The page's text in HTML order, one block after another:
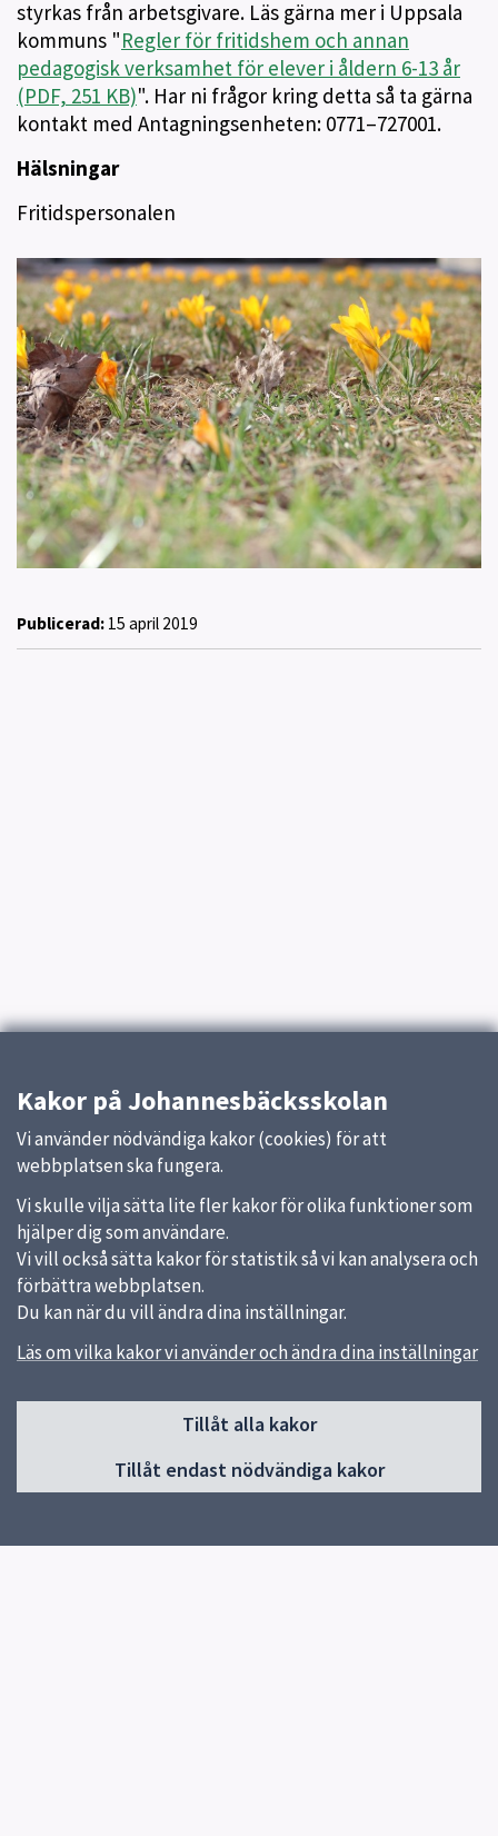
styrkas från arbetsgivare. Läs gärna mer i Uppsala
kommuns "Regler för fritidshem och annan
pedagogisk verksamhet för elever i åldern 6-13 år
(PDF, 251 KB)". Har ni frågor kring detta så ta gärna
kontakt med Antagningsenheten: 0771–727001.
Hälsningar
Fritidspersonalen
Publicerad: 15 april 2019
Kakor på Johannesbäcksskolan
Vi använder nödvändiga kakor (cookies) för att
webbplatsen ska fungera.
Vi skulle vilja sätta lite fler kakor för olika funktioner som
hjälper dig som användare.
Vi vill också sätta kakor för statistik så vi kan analysera och
förbättra webbplatsen.
Du kan när du vill ändra dina inställningar.
Läs om vilka kakor vi använder och ändra dina inställningar
Tillåt alla kakor
Tillåt endast nödvändiga kakor